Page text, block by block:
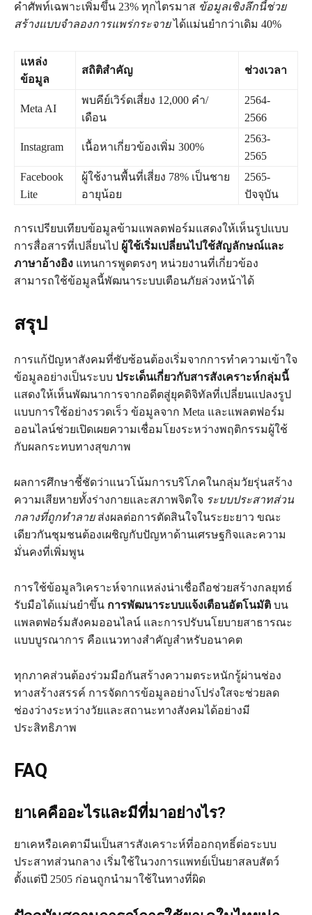
คำศัพท์เฉพาะเพิ่มขึ้น 23% ทุกไตรมาส ข้อมูลเชิงลึกนี้ช่วย
สร้างแบบจำลองการแพร่กระจายได้แม่นยำกว่าเดิม 40%
แหล่ง
ข้อมูล
สถิติสำคัญ ช่วงเวลา
Meta AI
พบคีย์เวิร์ดเสี่ยง 12,000 คำ/
เดือน
2564-
2566
Instagram เนื้อหาเกี่ยวข้องเพิ่ม 300%
2563-
2565
Facebook
Lite
ผู้ใช้งานพื้นที่เสี่ยง 78% เป็นชาย
อายุน้อย
2565-
ปัจจุบัน
การเปรียบเทียบข้อมูลข้ามแพลตฟอร์มแสดงให้เห็นรูปแบบ
การสื่อสารที่เปลี่ยนไป ผู้ใช้เริ่มเปลี่ยนไปใช้สัญลักษณ์และ
ภาษาอ้างอิง แทนการพูดตรงๆ หน่วยงานที่เกี่ยวข้อง
สามารถใช้ข้อมูลนี้พัฒนาระบบเตือนภัยล่วงหน้าได้
สรุป
การแก้ปัญหาสังคมที่ซับซ้อนต้องเริ่มจากการทำความเข้าใจ
ข้อมูลอย่างเป็นระบบ ประเด็นเกี่ยวกับสารสังเคราะห์กลุ่มนี้
แสดงให้เห็นพัฒนาการจากอดีตสู่ยุคดิจิทัลที่เปลี่ยนแปลงรูป
แบบการใช้อย่างรวดเร็ว ข้อมูลจาก Meta และแพลตฟอร์ม
ออนไลน์ช่วยเปิดเผยความเชื่อมโยงระหว่างพฤติกรรมผู้ใช้
กับผลกระทบทางสุขภาพ
ผลการศึกษาชี้ชัดว่าแนวโน้มการบริโภคในกลุ่มวัยรุ่นสร้าง
ความเสียหายทั้งร่างกายและสภาพจิตใจ ระบบประสาทส่วน
กลางที่ถูกทำลายส่งผลต่อการตัดสินใจในระยะยาว ขณะ
เดียวกันชุมชนต้องเผชิญกับปัญหาด้านเศรษฐกิจและความ
มั่นคงที่เพิ่มพูน
การใช้ข้อมูลวิเคราะห์จากแหล่งน่าเชื่อถือช่วยสร้างกลยุทธ์
รับมือได้แม่นยำขึ้น การพัฒนาระบบแจ้งเตือนอัตโนมัติ บน
แพลตฟอร์มสังคมออนไลน์ และการปรับนโยบายสาธารณะ
แบบบูรณาการ คือแนวทางสำคัญสำหรับอนาคต
ทุกภาคส่วนต้องร่วมมือกันสร้างความตระหนักรู้ผ่านช่อง
ทางสร้างสรรค์ การจัดการข้อมูลอย่างโปร่งใสจะช่วยลด
ช่องว่างระหว่างวัยและสถานะทางสังคมได้อย่างมี
ประสิทธิภาพ
FAQ
ยาเคคืออะไรและมีที่มาอย่างไร?
ยาเคหรือเคตามีนเป็นสารสังเคราะห์ที่ออกฤทธิ์ต่อระบบ
ประสาทส่วนกลาง เริ่มใช้ในวงการแพทย์เป็นยาสลบสัตว์
ตั้งแต่ปี 2505 ก่อนถูกนำมาใช้ในทางที่ผิด